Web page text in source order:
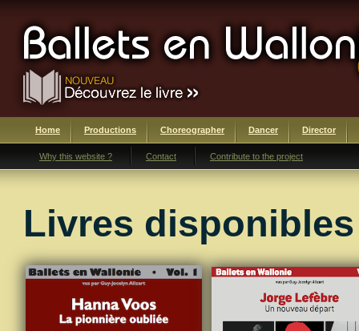
Home Productions Choreographer Dancer Director
Why this website ? Contact Contribute to the project
Livres disponibles